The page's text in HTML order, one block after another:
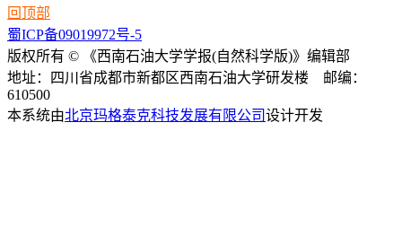
回顶部
蜀ICP备09019972号-5
版权所有 © 《西南石油大学学报(自然科学版)》编辑部
地址：四川省成都市新都区西南石油大学研发楼 邮编：
610500
本系统由北京玛格泰克科技发展有限公司设计开发